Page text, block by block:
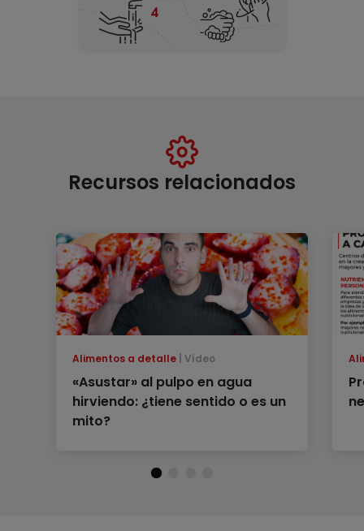
Recursos relacionados
Alimentos a detalle Vídeo
«Asustar» al pulpo en agua
hirviendo: ¿tiene sentido o es un
mito?